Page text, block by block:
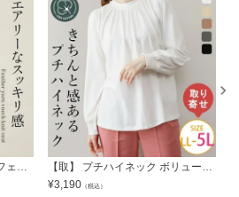
¥3,190 （税込）